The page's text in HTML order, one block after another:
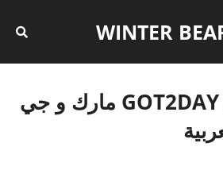
WINTER
برنامج قوت 7 GOT2DAY مارك و جي